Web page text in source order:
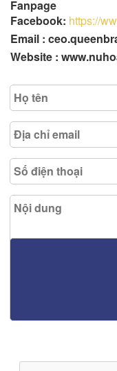
Fanpage
Facebook: https://
Email :
Website :